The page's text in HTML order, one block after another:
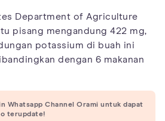
Department of Agriculture
pisang mengandung 422 mg,
potassium di buah ini
dengan 6 makanan
Whatsapp Channel Orami untuk dapat
terupdate!